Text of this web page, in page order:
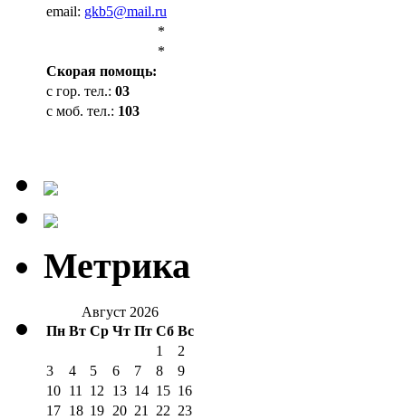
email: gkb5@mail.ru
*
*
Cкорая помощь:
с гор. тел.: 03
с моб. тел.: 103
Метрика
Август 2026
Пн Вт Ср Чт Пт Сб Вс
1
2
3
4 5 6 7 8
9
10 11 12 13 14 15 16
17 18 19 20 21 22 23